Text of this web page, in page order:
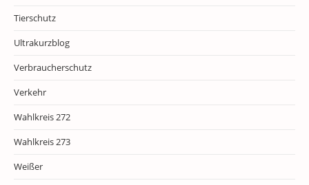
Tierschutz
Ultrakurzblog
Verbraucherschutz
Verkehr
Wahlkreis 272
Wahlkreis 273
Weißer